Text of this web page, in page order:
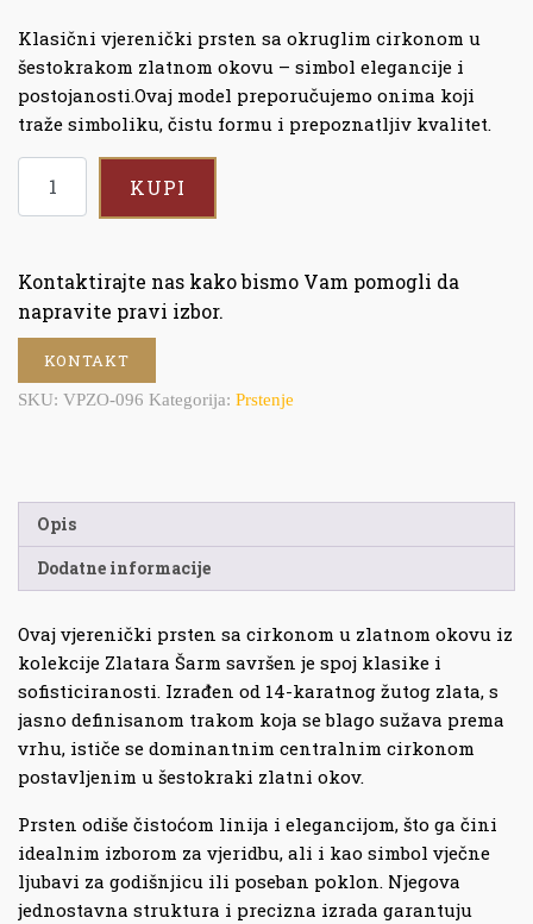
Klasični vjerenički prsten sa okruglim cirkonom u
šestokrakom zlatnom okovu – simbol elegancije i
postojanosti.Ovaj model preporučujemo onima koji
traže simboliku, čistu formu i prepoznatljiv kvalitet.
KUPI
Kontaktirajte nas kako bismo Vam pomogli da
napravite pravi izbor.
KONTAKT
SKU: VPZO-096 Kategorija: Prstenje
Opis
Dodatne informacije
Ovaj vjerenički prsten sa cirkonom u zlatnom okovu iz
kolekcije Zlatara Šarm savršen je spoj klasike i
sofisticiranosti. Izrađen od 14-karatnog žutog zlata, s
jasno definisanom trakom koja se blago sužava prema
vrhu, ističe se dominantnim centralnim cirkonom
postavljenim u šestokraki zlatni okov.
Prsten odiše čistoćom linija i elegancijom, što ga čini
idealnim izborom za vjeridbu, ali i kao simbol vječne
ljubavi za godišnjicu ili poseban poklon. Njegova
jednostavna struktura i precizna izrada garantuju